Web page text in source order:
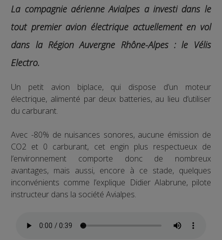
La compagnie aérienne Avialpes a investi dans le
tout premier avion électrique actuellement en vol
dans la Région Auvergne Rhône-Alpes :le Vélis
Electro.
Un petit avion biplace, qui dispose d’un moteur
électrique, alimenté par deux batteries, au lieu d’utiliser
du carburant.
Avec -80% de nuisances sonores, aucune émission de
CO2 et 0 carburant, cet engin plus respectueux de
l’environnement comporte donc de nombreux
avantages, mais aussi, encore à ce stade, quelques
inconvénients comme l’explique Didier Alabrune, pilote
instructeur dans la société Avialpes.